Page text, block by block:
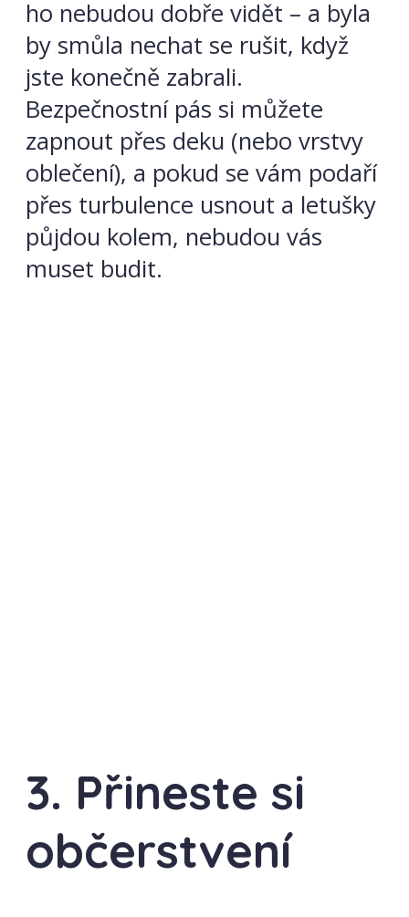
ho nebudou dobře vidět – a byla
by smůla nechat se rušit, když
jste konečně zabrali.
Bezpečnostní pás si můžete
zapnout přes deku (nebo vrstvy
oblečení), a pokud se vám podaří
přes turbulence usnout a letušky
půjdou kolem, nebudou vás
muset budit.
3. Přineste si
občerstvení